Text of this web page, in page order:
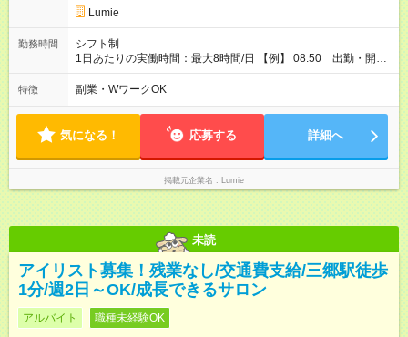
Lumie
勤務時間
シフト制
1日あたりの実働時間：最大8時間/日 【例】 08:50 出勤・開店
準備・予約確認 09:00 午前のお客様の施術対応 13:00 休憩
14:00 午後のお客様対応・接客 18:00 片付け・カルテ確認・
す。 ※ 18:00以降勤務できる方は、 8時間勤務以降は残業扱いと
なります。
特徴 副業・WワークOK
気になる！ 応募する 詳細へ
掲載元企業名 Lumie
未読
アイリスト募集！残業なし/交通費支給/三郷駅徒歩
1分/週2日～OK/成長できるサロン
アルバイト 職種未経験OK